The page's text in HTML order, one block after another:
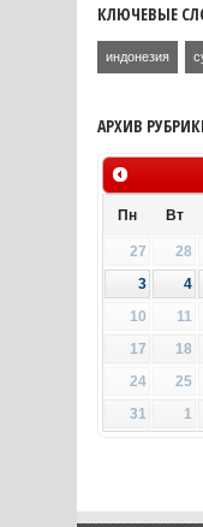
КЛЮЧЕВЫЕ
индонезия
АРХИВ
Пн Вт
27 28
3
4
10
11
17
18
24
25
31
1